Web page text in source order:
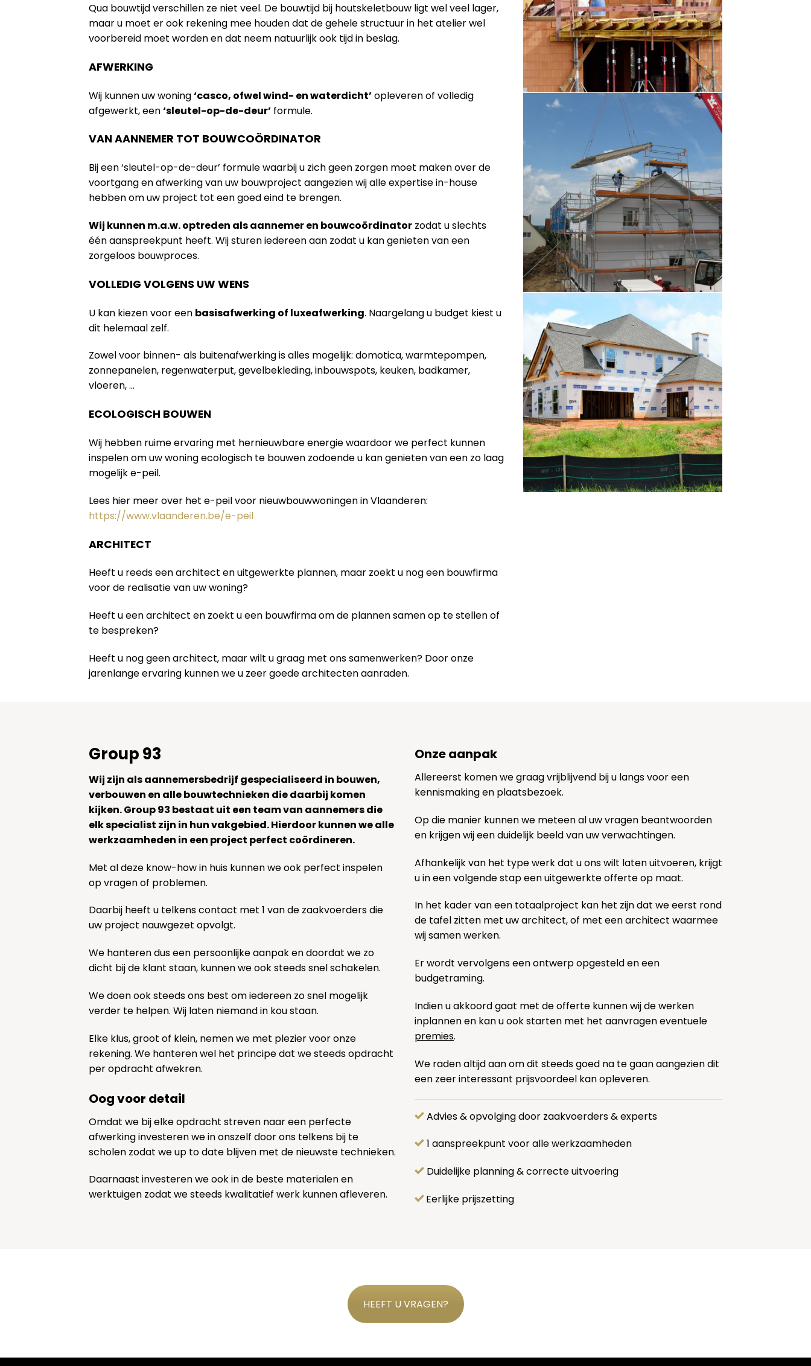
Qua bouwtijd verschillen ze niet veel. De bouwtijd bij houtskeletbouw ligt wel veel lager,
maar u moet er ook rekening mee houden dat de gehele structuur in het atelier wel
voorbereid moet worden en dat neem natuurlijk ook tijd in beslag.
AFWERKING
Wij kunnen uw woning‘casco, ofwel wind- en waterdicht’opleveren of volledig
afgewerkt, een‘sleutel-op-de-deur’ formule.
VAN AANNEMER TOT BOUWCOÖRDINATOR
Bij een ‘sleutel-op-de-deur’ formule waarbij u zich geen zorgen moet maken over de
voortgang en afwerking van uw bouwproject aangezien wij alle expertise in-house
hebben om uw project tot een goed eind te brengen.
Wij kunnen m.a.w. optreden als aannemer en bouwcoördinator zodat u slechts
één aanspreekpunt heeft. Wij sturen iedereen aan zodat u kan genieten van een
zorgeloos bouwproces.
VOLLEDIG VOLGENS UW WENS
U kan kiezen voor een basisafwerking of luxeafwerking. Naargelang u budget kiest u
dit helemaal zelf.
Zowel voor binnen- als buitenafwerking is alles mogelijk: domotica, warmtepompen,
zonnepanelen, regenwaterput, gevelbekleding, inbouwspots, keuken, badkamer,
vloeren, …
ECOLOGISCH BOUWEN
Wij hebben ruime ervaring met hernieuwbare energie waardoor we perfect kunnen
inspelen om uw woning ecologisch te bouwen zodoende u kan genieten van een zo laag
mogelijk e-peil.
Lees hier meer over het e-peil voor nieuwbouwwoningen in Vlaanderen:
https://www.vlaanderen.be/e-peil
ARCHITECT
Heeft u reeds een architect en uitgewerkte plannen, maar zoekt u nog een bouwfirma
voor de realisatie van uw woning?
Heeft u een architect en zoekt u een bouwfirma om de plannen samen op te stellen of
te bespreken?
Heeft u nog geen architect, maar wilt u graag met ons samenwerken? Door onze
jarenlange ervaring kunnen we u zeer goede architecten aanraden.
Group 93
Wij zijn als aannemersbedrijf gespecialiseerd in bouwen,
verbouwen en alle bouwtechnieken die daarbij komen
kijken. Group 93 bestaat uit een team van aannemers die
elk specialist zijn in hun vakgebied. Hierdoor kunnen we alle
werkzaamheden in een project perfect coördineren.
Met al deze know-how in huis kunnen we ook perfect inspelen
op vragen of problemen.
Daarbij heeft u telkens contact met 1 van de zaakvoerders die
uw project nauwgezet opvolgt.
We hanteren dus een persoonlijke aanpak en doordat we zo
dicht bij de klant staan, kunnen we ook steeds snel schakelen.
We doen ook steeds ons best om iedereen zo snel mogelijk
verder te helpen. Wij laten niemand in kou staan.
Elke klus, groot of klein, nemen we met plezier voor onze
rekening. We hanteren wel het principe dat we steeds opdracht
per opdracht afwekren.
Oog voor detail
Omdat we bij elke opdracht streven naar een perfecte
afwerking investeren we in onszelf door ons telkens bij te
scholen zodat we up to date blijven met de nieuwste technieken.
Daarnaast investeren we ook in de beste materialen en
werktuigen zodat we steeds kwalitatief werk kunnen afleveren.
Onze aanpak
Allereerst komen we graag vrijblijvend bij u langs voor een
kennismaking en plaatsbezoek.
Op die manier kunnen we meteen al uw vragen beantwoorden
en krijgen wij een duidelijk beeld van uw verwachtingen.
Afhankelijk van het type werk dat u ons wilt laten uitvoeren, krijgt
u in een volgende stap een uitgewerkte offerte op maat.
In het kader van een totaalproject kan het zijn dat we eerst rond
de tafel zitten met uw architect, of met een architect waarmee
wij samen werken.
Er wordt vervolgens een ontwerp opgesteld en een
budgetraming.
Indien u akkoord gaat met de offerte kunnen wij de werken
inplannen en kan u ook starten met het aanvragen eventuele
premies.
We raden altijd aan om dit steeds goed na te gaan aangezien dit
een zeer interessant prijsvoordeel kan opleveren.
Advies & opvolging door zaakvoerders & experts
1 aanspreekpunt voor alle werkzaamheden
Duidelijke planning & correcte uitvoering
Eerlijke prijszetting
HEEFT U VRAGEN?